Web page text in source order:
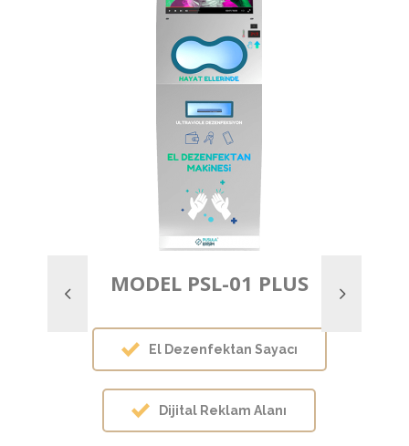
MODEL PSL-01 PLUS
El Dezenfektan Sayacı
Dijital Reklam Alanı